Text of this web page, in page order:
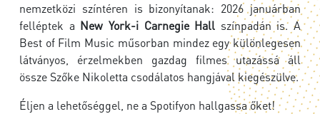
nemzetközi színtéren is bizonyítanak: 2026 januárban
felléptek a New York-i Carnegie Hall színpadán is. A
Best of Film Music műsorban mindez egy különlegesen
látványos, érzelmekben gazdag filmes utazássá áll
össze Szőke Nikoletta csodálatos hangjával kiegészülve.
Éljen a lehetőséggel, ne a Spotifyon hallgassa őket!